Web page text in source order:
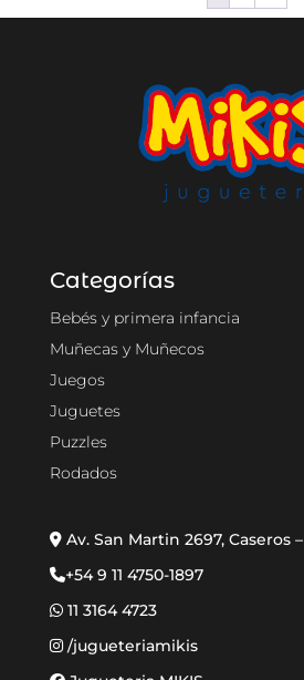
Categorías
Bebés y primera infancia
Muñecas y Muñecos
Juegos
Juguetes
Puzzles
Rodados
Av. San Martin 2697, Caseros
+54 9 11 4750-1897
11 3164 4723
/jugueteriamikis